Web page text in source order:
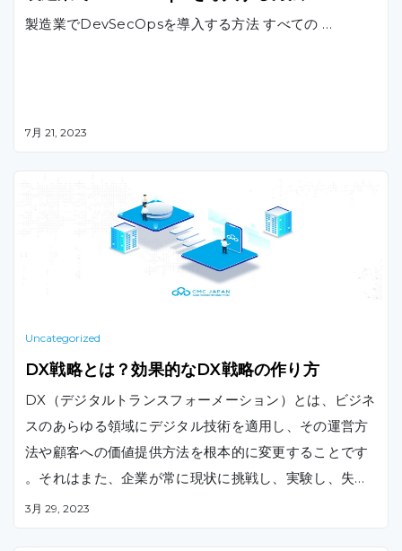
製造業でDevSecOpsを導入する方法 すべての …
7月 21, 2023
Uncategorized
DX戦略とは？効果的なDX戦略の作り方
DX（デジタルトランスフォーメーション）とは、ビジネ
スのあらゆる領域にデジタル技術を適用し、その運営方
法や顧客への価値提供方法を根本的に変更することです
。それはまた、企業が常に現状に挑戦し、実験し、失敗
に慣れ親しむことを要求する文化的な変化でもあります
3月 29, 2023